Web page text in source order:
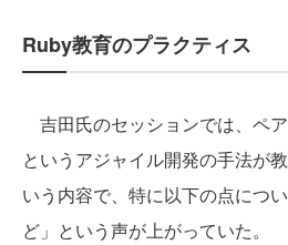
Ruby教育のプラクティス
吉田氏のセッションでは、ペ
というアジャイル開発の手法が
いう内容で、特に以下の点につ
ど」という声が上がっていた。